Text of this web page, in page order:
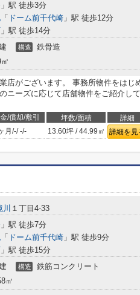
」駅 徒歩3分
「 ドーム前千代崎 」駅 徒歩12分
」駅 徒歩14分
構造 鉄骨造
店がございます。 事務所物件をはじ
ニーズに応じて店舗物件をご紹介して
/償却/敷引 坪数/面積 詳細
月 /-/-/- 13.60坪 / 44.99㎡ 詳細を見
川 １丁目4-33
」駅 徒歩7分
「 ドーム前千代崎 」駅 徒歩9分
」駅 徒歩15分
構造 鉄筋コンクリート
㎡